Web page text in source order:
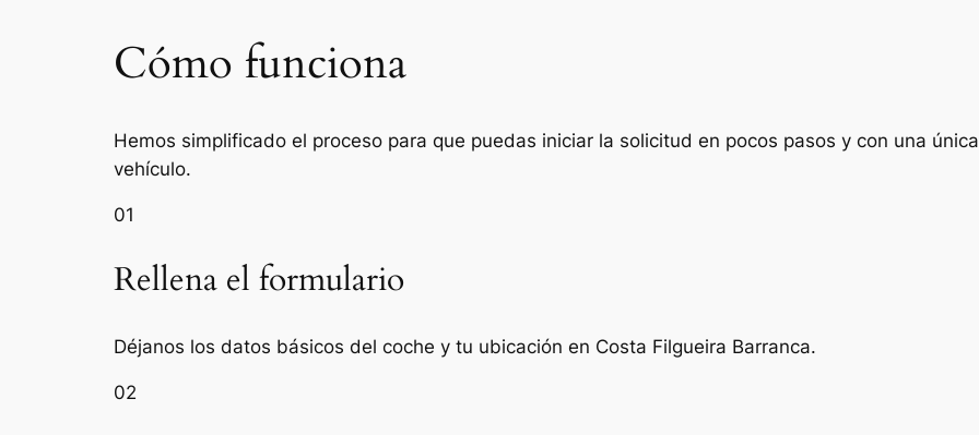
Cómo funciona
Hemos simplificado el proceso para que puedas iniciar la solicitud en pocos pasos y con una
vehículo.
01
Rellena el formulario
Déjanos los datos básicos del coche y tu ubicación en Costa Filgueira Barranca.
02